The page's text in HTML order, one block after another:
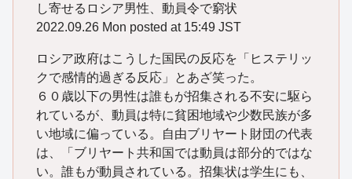
し寄せるロシア男性、動員令で窮状
2022.09.26 Mon posted at 15:49 JST
ロシア政府はこうした国民の反応を「ヒステリッ
クで感情的過ぎる反応」とあざ笑った。
６０歳以下の男性は誰もが招集される不安に駆ら
れているが、動員は特に貧困地域や少数民族が多
い地域に偏っている。自由ブリヤート財団の代表
は、「ブリヤート共和国では動員は部分的ではな
い。誰もが動員されている。招集状は学生にも、